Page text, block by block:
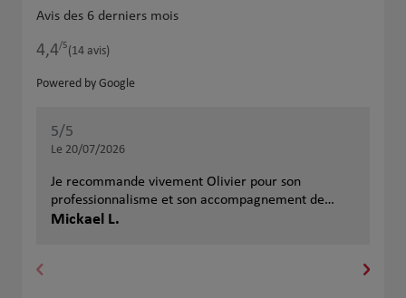
Avis des 6 derniers mois
4,4/5Note de 4.4 sur 5
(14 avis)
Powered by Google
5/5
Le 20/07/2026
Je recommande vivement Olivier pour son
professionnalisme et son accompagnement de
qualité. Toujours à l’écoute, disponible et de très
Mickael L.